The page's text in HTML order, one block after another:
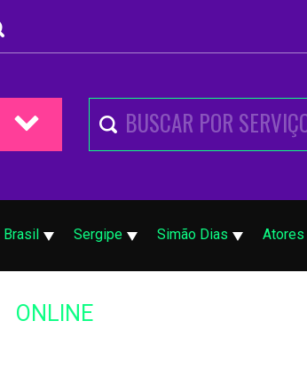
Brasil Sergipe Simão Dias
ONLINE